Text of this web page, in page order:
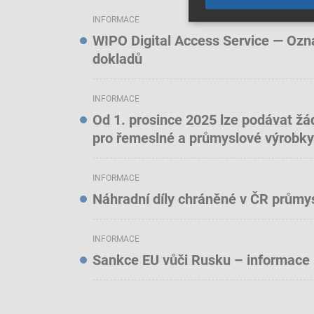
INFORMACE
WIPO Digital Access Service —
dokladů
INFORMACE
Od 1. prosince 2025 lze podávat
pro řemeslné a průmyslové výrobky
INFORMACE
Náhradní díly chráněné v ČR
INFORMACE
Sankce EU vůči Rusku –